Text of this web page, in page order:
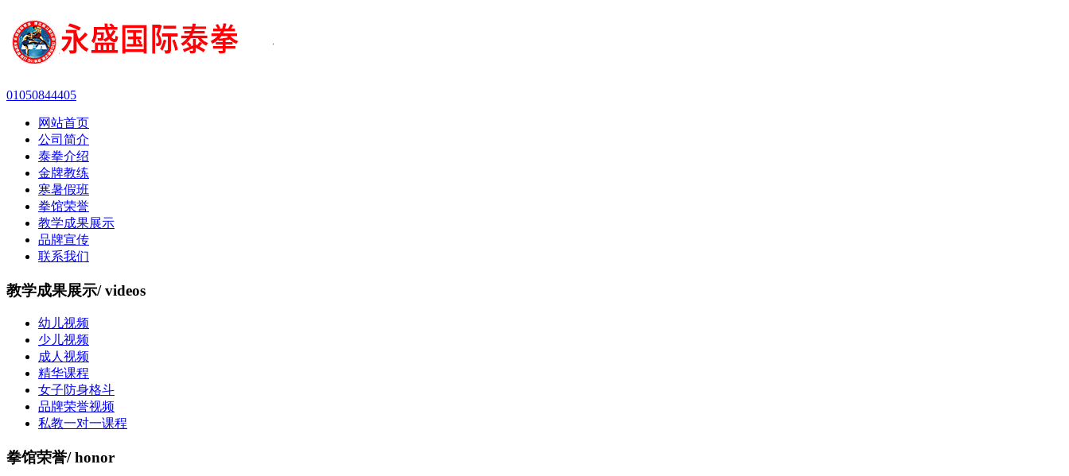
01050844405
网站首页
公司简介
泰拳介绍
金牌教练
寒暑假班
拳馆荣誉
教学成果展示
品牌宣传
联系我们
教学成果展示/ videos
幼儿视频
少儿视频
成人视频
精华课程
女子防身格斗
品牌荣誉视频
私教一对一课程
拳馆荣誉/ honor